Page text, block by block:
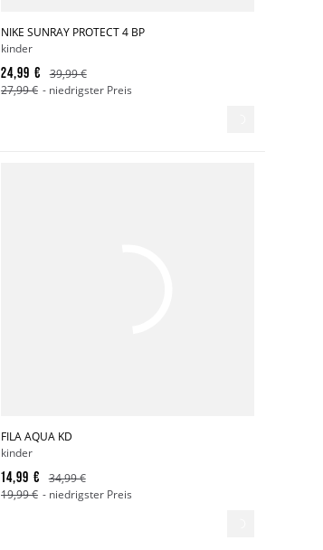
NIKE SUNRAY PROTECT 4 BP
kinder
24,99 €
39,99 €
27,99 € - niedrigster Preis
FILA AQUA KD
kinder
14,99 €
34,99 €
19,99 € - niedrigster Preis